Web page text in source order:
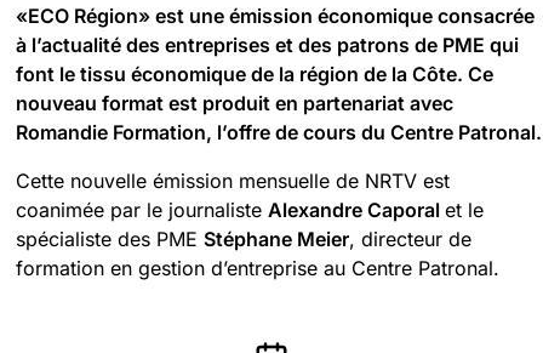
«ECO Région» est une émission économique consacrée
à l’actualité des entreprises et des patrons de PME qui
font le tissu économique de la région de la Côte. Ce
nouveau format est produit en partenariat avec
Romandie Formation, l’offre de cours du Centre Patronal.
Cette nouvelle émission mensuelle de NRTV est
coanimée par le journalisteAlexandre Caporalet le
spécialiste des PME Stéphane Meier, directeur de
formation en gestion d’entreprise au Centre Patronal.